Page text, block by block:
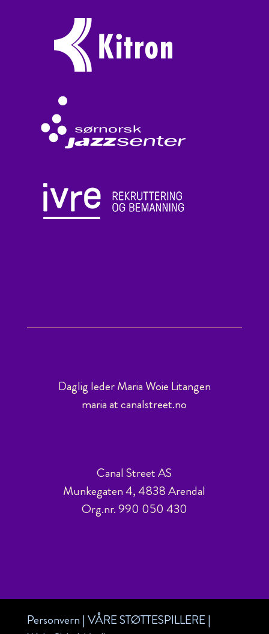
Daglig leder Maria Woie Litangen
maria at canalstreet.no
Canal Street AS
Munkegaten 4, 4838 Arendal
Org.nr. 990 050 430
Personvern|VÅRE STØTTESPILLERE|